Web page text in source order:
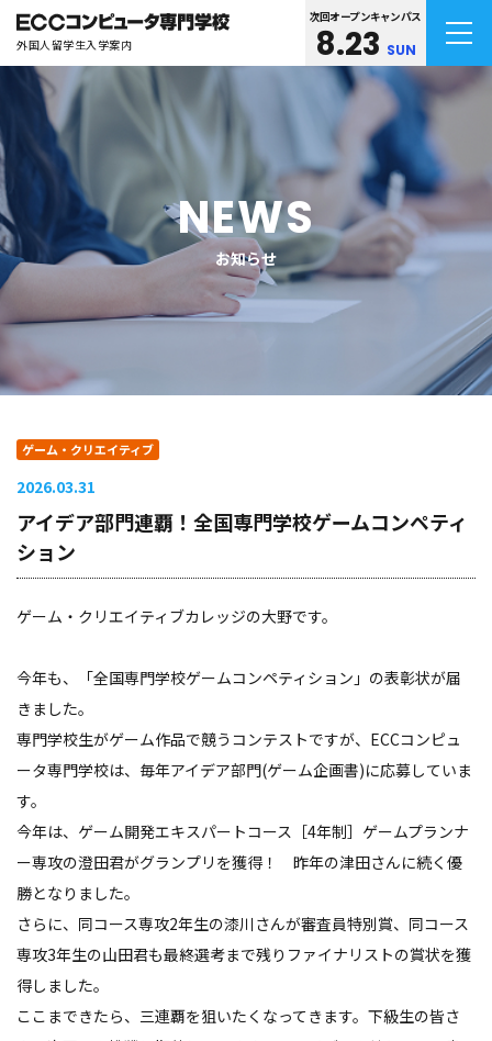
外国人留学生入学案内
次回オープンキャンパス
8.23 SUN
NEWS
お知らせ
ゲーム・クリエイティブ
2026.03.31
アイデア部門連覇！全国専門学校ゲームコンペティ
ション
ゲーム・クリエイティブカレッジの大野です。
今年も、「全国専門学校ゲームコンペティション」の表彰状が届
きました。
専門学校生がゲーム作品で競うコンテストですが、ECCコンピュ
ータ専門学校は、毎年アイデア部門(ゲーム企画書)に応募していま
す。
今年は、ゲーム開発エキスパートコース［4年制］ゲームプランナ
ー専攻の澄田君がグランプリを獲得！ 昨年の津田さんに続く優
勝となりました。
さらに、同コース専攻2年生の漆川さんが審査員特別賞、同コース
専攻3年生の山田君も最終選考まで残りファイナリストの賞状を獲
得しました。
ここまできたら、三連覇を狙いたくなってきます。下級生の皆さ